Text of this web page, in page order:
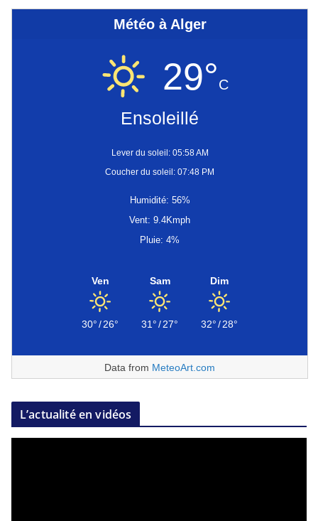
Météo à Alger
29°C
Ensoleillé
Lever du soleil: 05:58 AM
Coucher du soleil: 07:48 PM
Humidité: 56%
Vent: 9.4Kmph
Pluie: 4%
Ven
30°/26°
Sam
31°/27°
Dim
32°/28°
Data from MeteoArt.com
L’actualité en vidéos